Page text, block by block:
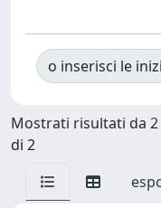
o inserisci le
Mostrati risultati da 2
di 2